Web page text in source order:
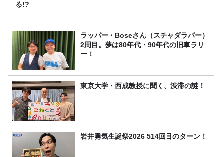
る!?
ラッパー・Boseさん（スチャダラパー）
2周目。夢は80年代・90年代の旧車ラリ
ー！
東京大学・西成教授に聞く、渋滞の謎！
岩井勇気生誕祭2026 514回目のターン！